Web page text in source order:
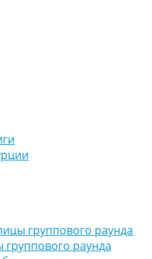
группового раунда
раунда